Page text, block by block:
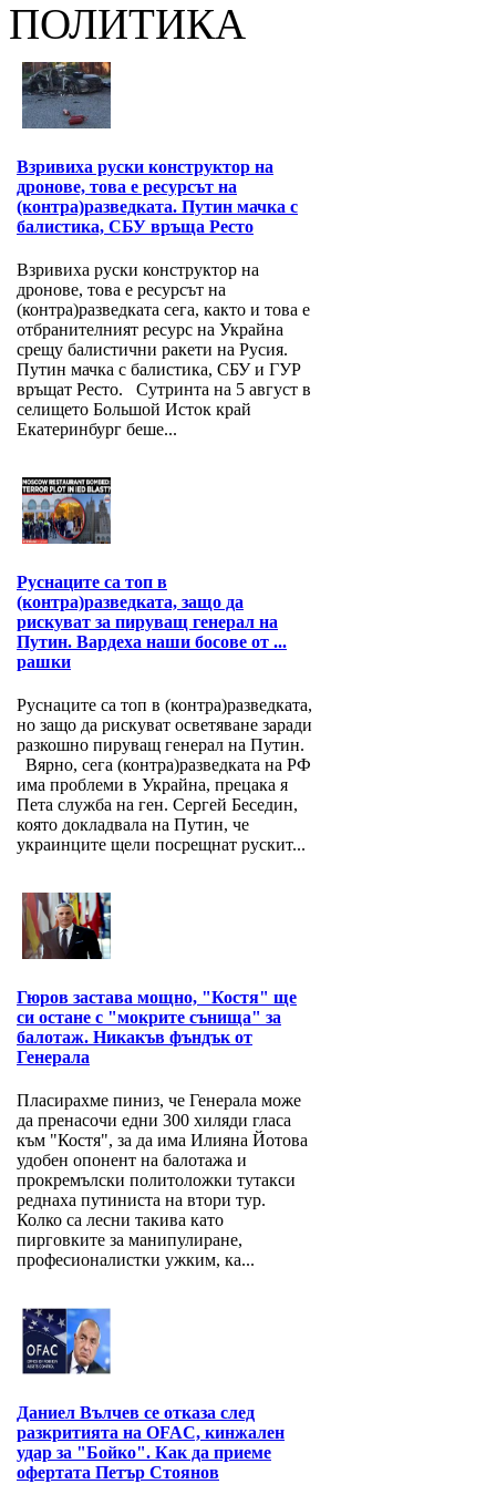
ПОЛИТИКА
Взривиха руски конструктор на
дронове, това е ресурсът на
(контра)разведката. Путин мачка с
балистика, СБУ връща Ресто
Взривиха руски конструктор на
дронове, това е ресурсът на
(контра)разведката сега, както и това е
отбранителният ресурс на Украйна
срещу балистични ракети на Русия.
Путин мачка с балистика, СБУ и ГУР
връщат Ресто. Сутринта на 5 август в
селището Большой Исток край
Екатеринбург беше...
Руснаците са топ в
(контра)разведката, защо да
рискуват за пируващ генерал на
Путин. Вардеха наши босове от ...
рашки
Руснаците са топ в (контра)разведката,
но защо да рискуват осветяване заради
разкошно пируващ генерал на Путин.
Вярно, сега (контра)разведката на РФ
има проблеми в Украйна, прецака я
Пета служба на ген. Сергей Беседин,
която докладвала на Путин, че
украинците щели посрещнат рускит...
Гюров застава мощно, "Костя" ще
си остане с "мокрите сънища" за
балотаж. Никакъв фъндък от
Генерала
Пласирахме пиниз, че Генерала може
да пренасочи едни 300 хиляди гласа
към "Костя", за да има Илияна Йотова
удобен опонент на балотажа и
прокремълски политоложки тутакси
реднаха путиниста на втори тур.
Колко са лесни такива като
пирговките за манипулиране,
професионалистки ужким, ка...
Даниел Вълчев се отказа след
разкритията на OFAC, кинжален
удар за "Бойко". Как да приеме
офертата Петър Стоянов